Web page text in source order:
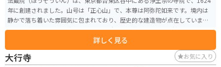
年に創建されました。山号は「正心山」で、本尊は阿弥陀如来です。境内は
静かで落ち着いた雰囲気に包まれており、歴史的な建造物が点在していま
す。見どころは、夏目漱石ゆかりの墓所です。漱石の妻・夏目鏡子や子供たち
がここに埋葬されており、文学ファンにはたまらないスポットです。また、
法蔵院の境内には、美しい庭園があり、四季折々の自然が楽しめます。特に
春には桜が咲き誇り、多くの参拝者が訪れます。
詳しく見る
大行寺 お気に入り